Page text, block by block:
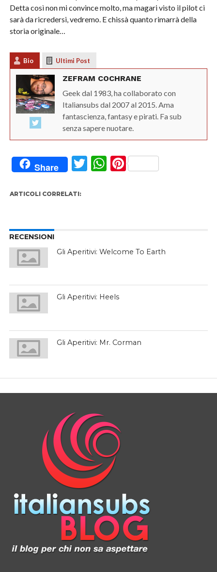
Detta così non mi convince molto, ma magari visto il pilot ci
sarà da ricredersi, vedremo. E chissà quanto rimarrà della
storia originale…
Bio Ultimi Post
ZEFRAM COCHRANE
Geek dal 1983, ha collaborato con
Italiansubs dal 2007 al 2015. Ama
fantascienza, fantasy e pirati. Fa sub
senza sapere nuotare.
Share Twitter
WhatsApp
Pinterest
ARTICOLI CORRELATI:
RECENSIONI
Gli Aperitivi: Welcome To Earth
Gli Aperitivi: Heels
Gli Aperitivi: Mr. Corman